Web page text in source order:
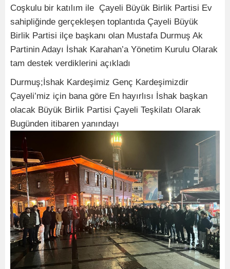
Coşkulu bir katılım ile Çayeli Büyük Birlik Partisi Ev
sahipliğinde gerçekleşen toplantıda Çayeli Büyük
Birlik Partisi ilçe başkanı olan Mustafa Durmuş Ak
Partinin Adayı İshak Karahan’a Yönetim Kurulu Olarak
tam destek verdiklerini açıkladı
Durmuş;İshak Kardeşimiz Genç Kardeşimizdir
Çayeli’miz için bana göre En hayırlısı İshak başkan
olacak Büyük Birlik Partisi Çayeli Teşkilatı Olarak
Bugünden itibaren yanındayı